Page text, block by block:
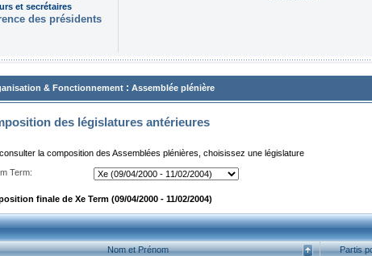
et secrétaires
des présidents
& Fonctionnement : Assemblée plénière
des législatures antérieures
la composition des Assemblées plénières, choisissez une législature
Term:
finale de Xe Term (09/04/2000 - 11/02/2004)
Nom et Prénom Partis